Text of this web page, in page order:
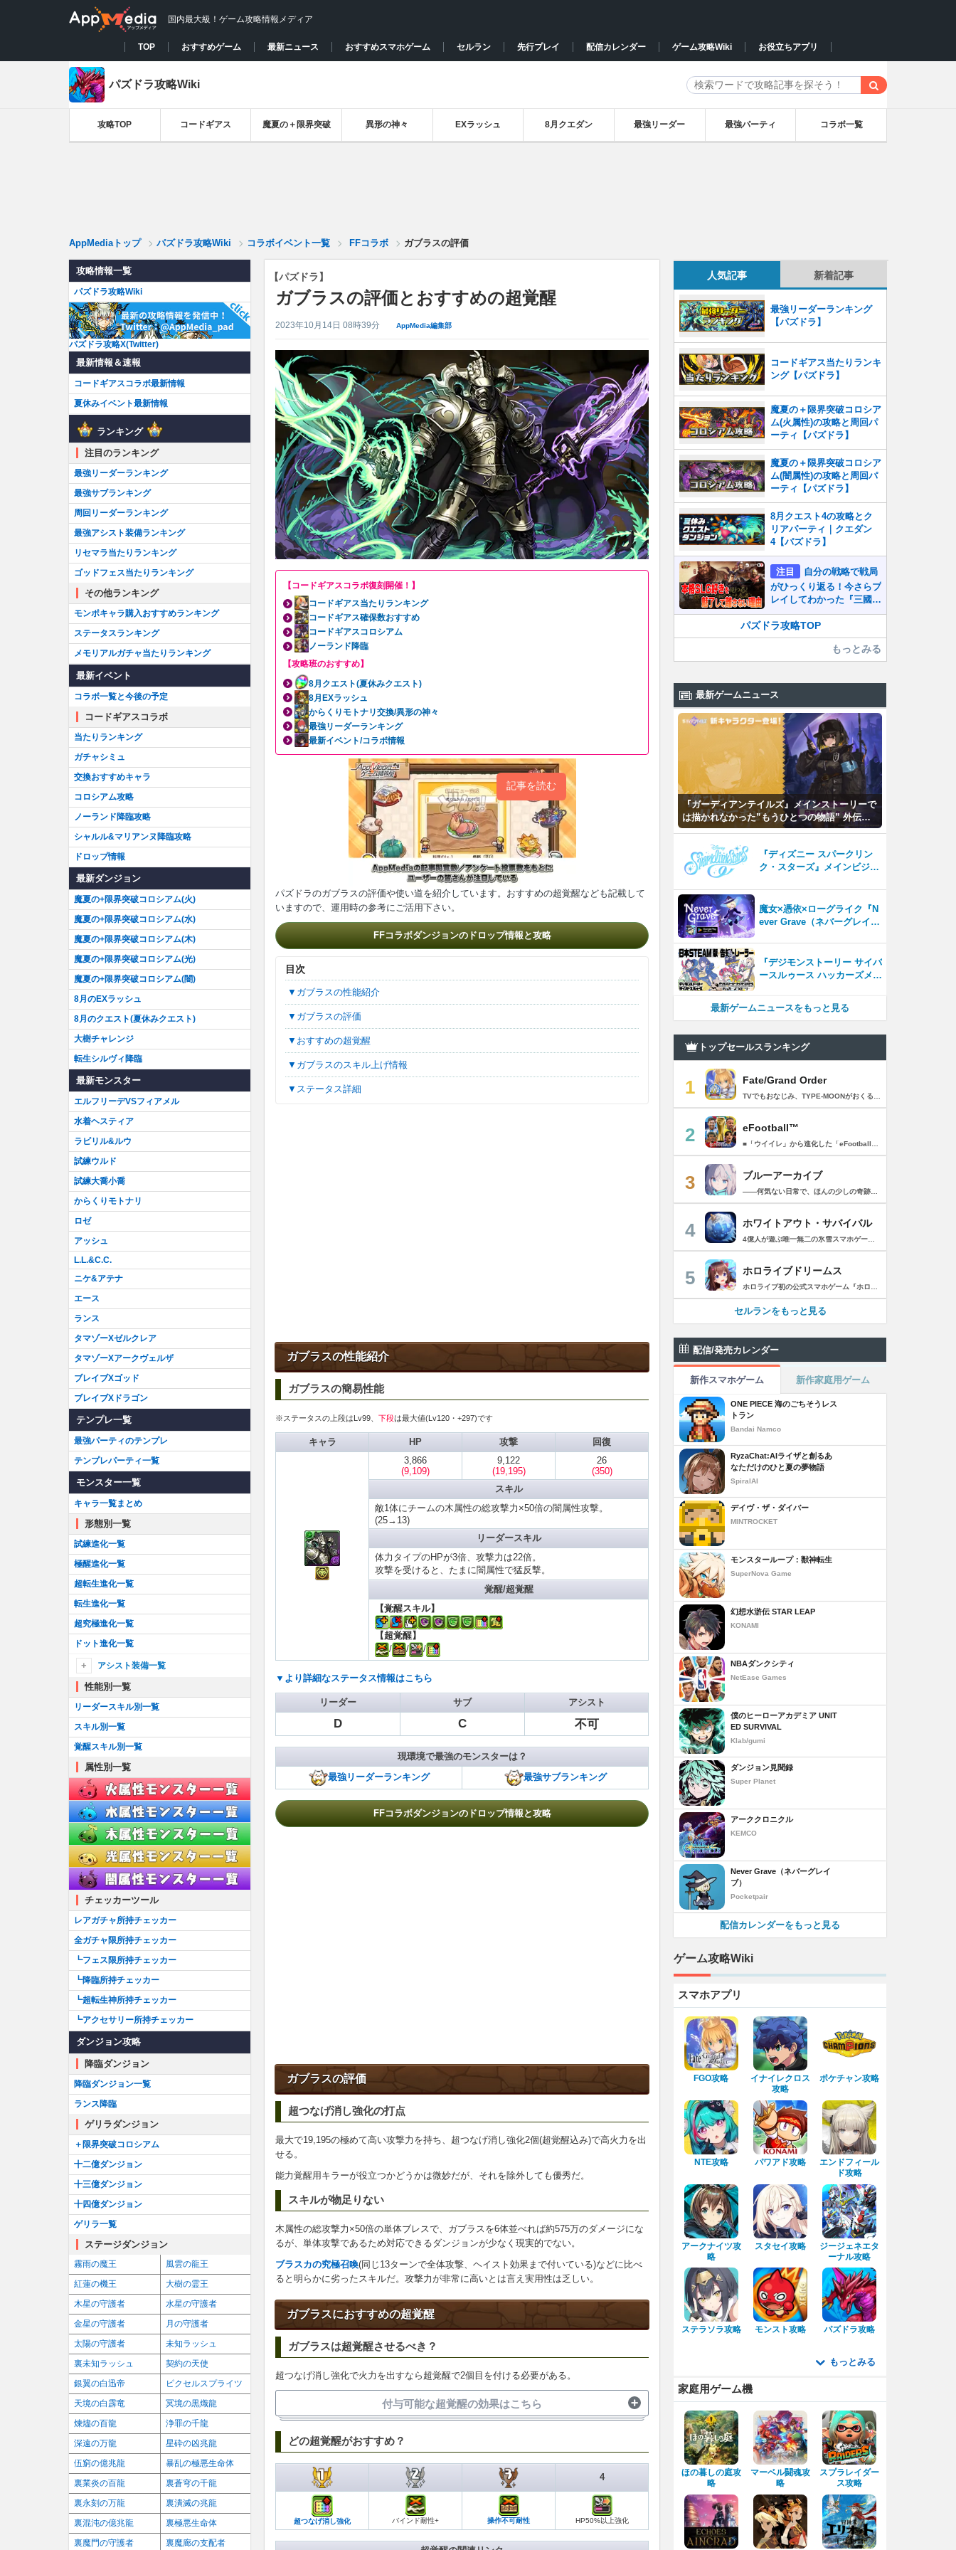
国内最大級！ゲーム攻略情報メディア
TOP おすすめゲーム 最新ニュース おすすめスマホゲーム セルラン 先行プレイ 配信カレンダー ゲーム攻略Wiki お役立ちアプリ
パズドラ攻略Wiki
攻略TOP コードギアス 魔夏の＋限界突破 異形の神々 EXラッシュ 8月クエダン 最強リーダー 最強パーティ コラボ一覧
AppMediaトップ パズドラ攻略Wiki コラボイベント一覧 FFコラボ ガブラスの評価
【パズドラ】
ガブラスの評価とおすすめの超覚醒
2023年10月14日 08時39分 AppMedia編集部
【コードギアスコラボ復刻開催！】
コードギアス当たりランキング
コードギアス確保数おすすめ
コードギアスコロシアム
ノーランド降臨
【攻略班のおすすめ】
8月クエスト(夏休みクエスト)
8月EXラッシュ
からくりモトナリ交換/異形の神々
最強リーダーランキング
最新イベント/コラボ情報
記事を読む
パズドラのガブラスの評価や使い道を紹介しています。おすすめの超覚醒なども記載して
いますので、運用時の参考にご活用下さい。
FFコラボダンジョンのドロップ情報と攻略
目次
▼ガブラスの性能紹介
▼ガブラスの評価
▼おすすめの超覚醒
▼ガブラスのスキル上げ情報
▼ステータス詳細
ガブラスの性能紹介
ガブラスの簡易性能
※ステータスの上段はLv99、 下段は最大値(Lv120・+297)です
キャラ HP 攻撃
回復
3,866
(9,109)
9,122
(19,195)
26
(350)
スキル
敵1体にチームの木属性の総攻撃力×50倍の闇属性攻撃。
(25→13)
リーダースキル
体力タイプのHPが3倍、攻撃力は22倍。
攻撃を受けると、たまに闇属性で猛反撃。
覚醒/超覚醒
【覚醒スキル】
【超覚醒】
/
/ /
▼より詳細なステータス情報はこちら
リーダー サブ アシスト
D C 不可
現環境で最強のモンスターは？
最強リーダーランキング
最強サブランキング
FFコラボダンジョンのドロップ情報と攻略
ガブラスの評価
超つなげ消し強化の打点
最大で19,195の極めて高い攻撃力を持ち、超つなげ消し強化2個(超覚醒込み)で高火力を出
せる。
能力覚醒用キラーが役立つかどうかは微妙だが、それを除外しても優秀だ。
スキルが物足りない
木属性の総攻撃力×50倍の単体ブレスで、ガブラスを6体並べれば約575万のダメージにな
るが、単体攻撃であるため対応できるダンジョンが少なく現実的でない。
ブラスカの究極召喚(同じ13ターンで全体攻撃、ヘイスト効果まで付いている)などに比べ
ると明らかに劣ったスキルだ。攻撃力が非常に高いとは言え実用性は乏しい。
ガブラスにおすすめの超覚醒
ガブラスは超覚醒させるべき？
超つなげ消し強化で火力を出すなら超覚醒で2個目を付ける必要がある。
付与可能な超覚醒の効果はこちら
バインド耐性+
バインドを100%無効化する
操作不可耐性
操作不可攻撃を100%無効化する
HP50%以上強化
HP50％以上で攻撃力がアップ(2.5倍)する
どの超覚醒がおすすめ？
4
超つなげ消し強化 バインド耐性+ 操作不可耐性 HP50%以上強化
攻略情報一覧
パズドラ攻略Wiki
パズドラ攻略X(Twitter)
最新情報＆速報
コードギアスコラボ最新情報
夏休みイベント最新情報
ランキング
注目のランキング
最強リーダーランキング
最強サブランキング
周回リーダーランキング
最強アシスト装備ランキング
リセマラ当たりランキング
ゴッドフェス当たりランキング
その他ランキング
モンポキャラ購入おすすめランキング
ステータスランキング
メモリアルガチャ当たりランキング
最新イベント
コラボ一覧と今後の予定
コードギアスコラボ
当たりランキング
ガチャシミュ
交換おすすめキャラ
コロシアム攻略
ノーランド降臨攻略
シャルル&マリアンヌ降臨攻略
ドロップ情報
最新ダンジョン
魔夏の+限界突破コロシアム(火)
魔夏の+限界突破コロシアム(水)
魔夏の+限界突破コロシアム(木)
魔夏の+限界突破コロシアム(光)
魔夏の+限界突破コロシアム(闇)
8月のEXラッシュ
8月のクエスト(夏休みクエスト)
大樹チャレンジ
転生シルヴィ降臨
最新モンスター
エルフリーデVSフィアメル
水着ヘスティア
ラビリル&ルウ
試練ウルド
試練大喬小喬
からくりモトナリ
ロゼ
アッシュ
L.L.&C.C.
ニケ&アテナ
エース
ランス
タマゾーXゼルクレア
タマゾーXアークヴェルザ
ブレイブXゴッド
ブレイブXドラゴン
テンプレ一覧
最強パーティのテンプレ
テンプレパーティ一覧
モンスター一覧
キャラ一覧まとめ
形態別一覧
試練進化一覧
極醒進化一覧
超転生進化一覧
転生進化一覧
超究極進化一覧
ドット進化一覧
アシスト装備一覧
アシスト装備一覧
┗アシスト進化のやり方
耳飾り一覧
首飾り一覧
ブローチ一覧
ブレスレット一覧
ティアラ一覧
櫛一覧
懐中時計一覧
性能別一覧
リーダースキル別一覧
スキル別一覧
覚醒スキル別一覧
属性別一覧
チェッカーツール
レアガチャ所持チェッカー
全ガチャ限所持チェッカー
┗フェス限所持チェッカー
┗降臨所持チェッカー
┗超転生神所持チェッカー
┗アクセサリー所持チェッカー
ダンジョン攻略
降臨ダンジョン
降臨ダンジョン一覧
ランス降臨
ゲリラダンジョン
＋限界突破コロシアム
十二億ダンジョン
十三億ダンジョン
十四億ダンジョン
ゲリラ一覧
ステージダンジョン
霧雨の魔王
風雲の龍王
紅蓮の機王
大樹の霊王
木星の守護者
水星の守護者
金星の守護者
月の守護者
太陽の守護者
未知ラッシュ
裏未知ラッシュ
契約の天使
銀翼の白迅帝
ピクセルスプライツ
天境の白霹竜
冥境の黒熾龍
煉燼の百龍
浄罪の千龍
深遠の万龍
星砕の凶兆龍
伍窮の億兆龍
暴乱の極悪生命体
裏業炎の百龍
裏蒼穹の千龍
裏永刻の万龍
裏潰滅の兆龍
裏混沌の億兆龍
裏極悪生命体
裏魔門の守護者
裏魔廊の支配者
人気記事 新着記事
最強リーダーランキング
【パズドラ】
コードギアス当たりランキ
ング【パズドラ】
魔夏の＋限界突破コロシア
ム(火属性)の攻略と周回パ
ーティ【パズドラ】
魔夏の＋限界突破コロシア
ム(闇属性)の攻略と周回パ
ーティ【パズドラ】
8月クエスト4の攻略とク
リアパーティ｜クエダン
4【パズドラ】
注目
自分の戦略で戦局
がひっくり返る！今さらプ
レイしてわかった『三國志
真戦』が本格SLG好きを
魅了して離さないワケ
パズドラ攻略TOP
もっとみる
最新ゲームニュース
『ガーディアンテイルズ』メインストーリーで
は描かれなかった”もうひとつの物語” 外伝
「応答せよ！カンタベリー」公開！
『ディズニー スパークリン
ク・スターズ』メインビジュ
始！
魔女×憑依×ローグライク『N
ever Grave（ネバーグレイ
『デジモンストーリー サイバ
ースルゥース ハッカーズメモ
最新ゲームニュースをもっと見る
トップセールスランキング
1 Fate/Grand Order
2 eFootball™
3 ブルーアーカイブ
4 ホワイトアウト・サバイバル
5 ホロライブドリームス
セルランをもっと見る
配信/発売カレンダー
新作スマホゲーム 新作家庭用ゲーム
ONE PIECE 海のごちそうレス
トラン
Bandai Namco
RyzaChat:AIライザと創るあ
なただけのひと夏の夢物語
SpiralAI
デイヴ・ザ・ダイバー
MINTROCKET
モンスターループ：獣神転生
SuperNova Game
幻想水滸伝 STAR LEAP
KONAMI
NBAダンクシティ
NetEase Games
僕のヒーローアカデミア UNIT
ED SURVIVAL
Klab/gumi
ダンジョン見聞録
Super Planet
アーククロニクル
KEMCO
Never Grave（ネバーグレイ
ブ）
Pocketpair
配信カレンダーをもっと見る
ゲーム攻略Wiki
スマホアプリ
FGO攻略
イナイレクロス
攻略
ポケチャン攻略
NTE攻略 パワアド攻略
エンドフィール
ド攻略
アークナイツ攻
略
スタセイ攻略
ジージェネエタ
ーナル攻略
ステラソラ攻略 モンスト攻略 パズドラ攻略
もっとみる
家庭用ゲーム機
ほの暮しの庭攻
略
マーベル闘魂攻
略
スプラレイダー
ス攻略